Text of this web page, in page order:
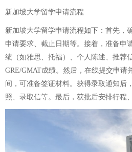
新加坡大学留学申请流程
新加坡大学留学申请流程如下：首先，
申请要求、截止日期等。接着，准备申
绩（如雅思、托福）、个人陈述、推荐
GRE/GMAT成绩。然后，在线提交申请
间，可准备签证材料。获得录取通知后
照、录取信等。最后，获批后安排行程